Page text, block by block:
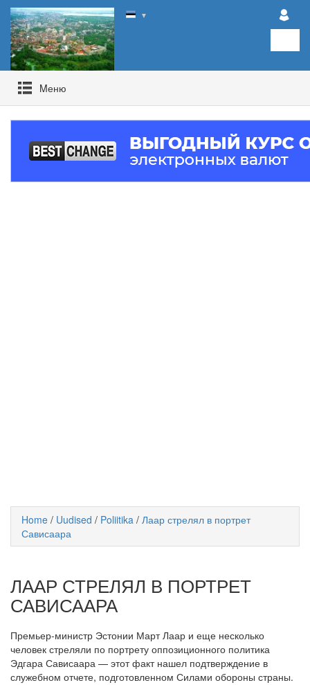
▼
Mеню
Home / Uudised / Poliitika / Лаар стрелял в портрет
Сависаара
ЛААР СТРЕЛЯЛ В ПОРТРЕТ
САВИСААРА
Премьер-министр Эстонии Март Лаар и еще несколько
человек стреляли по портрету оппозиционного политика
Эдгара Сависаара — этот факт нашел подтверждение в
служебном отчете, подготовленном Силами обороны страны.